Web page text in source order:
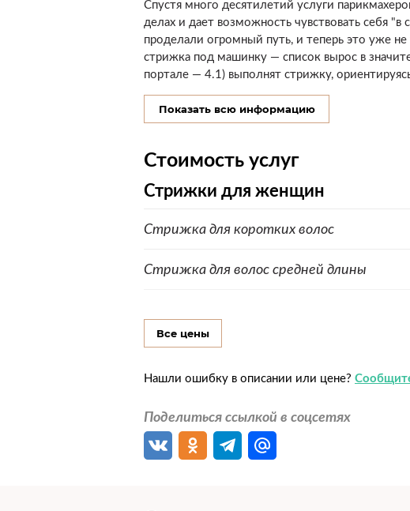
Спустя много десятилетий услуги
делах и дает возможность чувствовать себя
проделали огромный путь, и теперь это уже
стрижка под машинку — список вырос в
портале — 4.1) выполнят стрижку,
Показать всю информацию
Стоимость услуг
Стрижки для женщин
Стрижка для коротких волос
Стрижка для волос средней длины
Комплекс (окрашивание, стрижка)
Все цены
Нашли ошибку в описании или цене?
Поделиться ссылкой в соцсетях